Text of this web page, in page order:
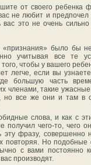
от своего ребенка
не любит и предпочел
это не очень
«признания» было бы
учитывая все те
чтобы у вашего
легче, если вы
большую часть
членами, такие
но все же они и там в
слова, и как с
чего-то, чего
эту фразу, совершенно
повторяя. Но подобные
с вами постоянно
производят.